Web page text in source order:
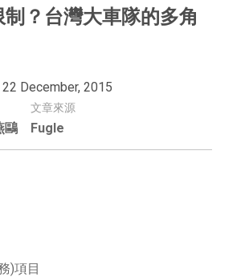
？台灣大車隊的多角
December, 2015
鷗
文章來源
Fugle
)項目